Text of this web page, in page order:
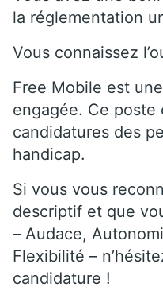
la réglementation
Vous connaissez
Free Mobile est
engagée. Ce poste
candidatures des
handicap.
Si vous vous
descriptif et que
– Audace,
Flexibilité –
candidature !